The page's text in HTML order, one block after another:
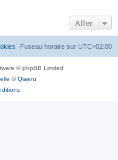
Aller
Fuseau horaire sur UTC+02:00
© phpBB Limited
©Qiaeru